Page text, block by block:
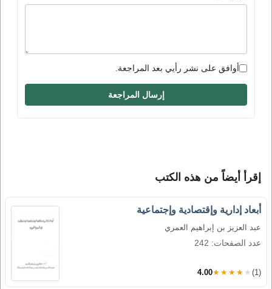
أوافق على نشر رأيي بعد المراجعة.
إرسال المراجعة
إقرأ أيضاً من هذه الكتب
أبعاد إدارية وإقتصادية وإجتماعية
عبد العزيز بن إبراهيم العمري
عدد الصفحات: 242
4.00★★★★★ (1)